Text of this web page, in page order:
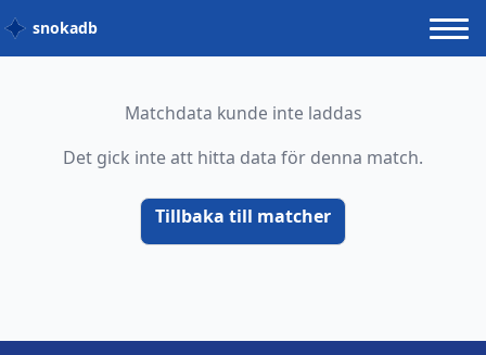
snokadb
Matchdata kunde inte laddas
Det gick inte att hitta data för denna match.
Tillbaka till matcher